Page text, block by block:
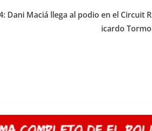
Dani Maciá llega al podio en el Circuit R
icardo Tormo